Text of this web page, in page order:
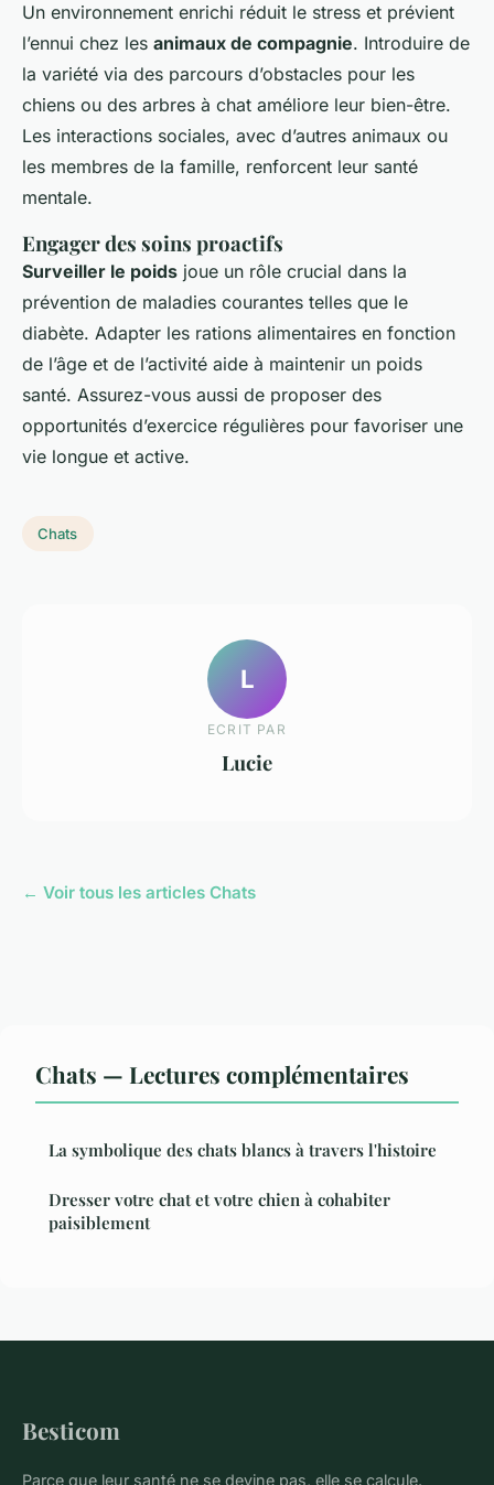
Un environnement enrichi réduit le stress et prévient
l’ennui chez les animaux de compagnie. Introduire de
la variété via des parcours d’obstacles pour les
chiens ou des arbres à chat améliore leur bien-être.
Les interactions sociales, avec d’autres animaux ou
les membres de la famille, renforcent leur santé
mentale.
Engager des soins proactifs
Surveiller le poids joue un rôle crucial dans la
prévention de maladies courantes telles que le
diabète. Adapter les rations alimentaires en fonction
de l’âge et de l’activité aide à maintenir un poids
santé. Assurez-vous aussi de proposer des
opportunités d’exercice régulières pour favoriser une
vie longue et active.
Chats
L
ECRIT PAR
Lucie
← Voir tous les articles Chats
Chats — Lectures complémentaires
La symbolique des chats blancs à travers l'histoire
Dresser votre chat et votre chien à cohabiter
paisiblement
Besticom
Parce que leur santé ne se devine pas, elle se calcule.